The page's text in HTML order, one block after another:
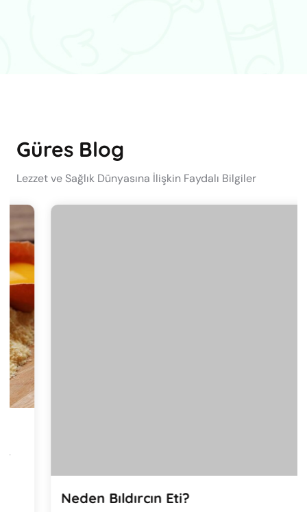
Güres Blog
Lezzet ve Sağlık Dünyasına İlişkin Faydalı Bilgiler
katkısı vardır.
Devamını Oku